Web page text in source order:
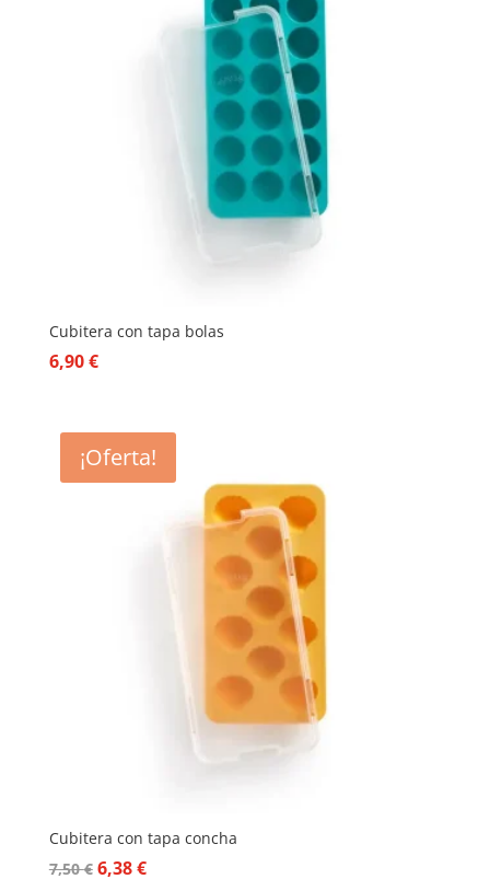
Cubitera con tapa bolas
6,90€
¡Oferta!
Cubitera con tapa concha
7,50€ El
6,38€El